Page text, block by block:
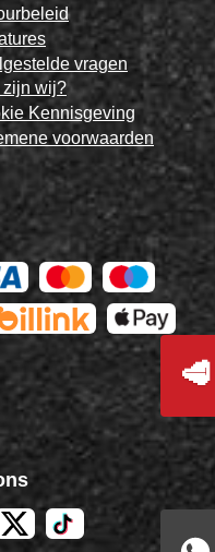
vragen
zijn wij?
Kennisgeving
voorwaarden
🥩